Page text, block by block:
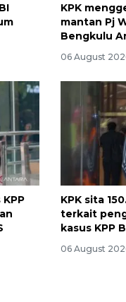
KPK
mantan Pj
Bengkulu
06 August
KPK sita
terkait
kasus KPP
06 August